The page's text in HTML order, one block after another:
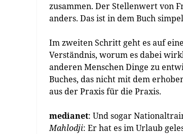
zusammen. Der Stellenwert von
anders. Das ist in dem Buch
Im zweiten Schritt geht es auf
Verständnis, worum es dabei
anderen Menschen Dinge zu
Buches, das nicht mit dem
aus der Praxis für die Praxis.
medianet: Und sogar
Mahlodji: Er hat es im Urlaub